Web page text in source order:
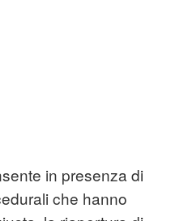
in presenza di
che hanno